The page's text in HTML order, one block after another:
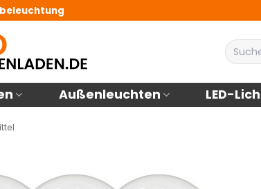
Suchen
nach:
Außenleuchten LED-